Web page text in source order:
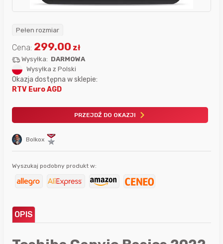
Pełen rozmiar
Bolkox
Cena: 299.00 zł
Wysyłka: DARMOWA
Wysyłka z Polski
Okazja dostępna w sklepie:
RTV Euro AGD
PRZEJDŹ DO OKAZJI
Wyszukaj podobny produkt w:
OPIS